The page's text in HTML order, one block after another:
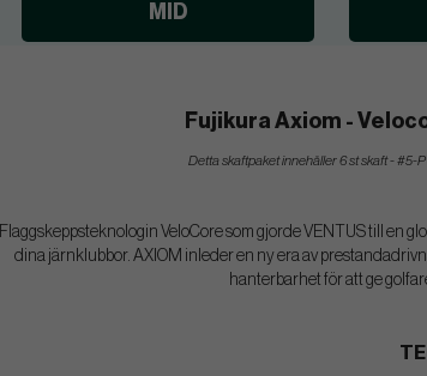
MID
Fujikura Axiom -
Detta skaftpaket innehåller 6 st skaft - #5-
Flaggskeppsteknologin VeloCore som gjorde VENTUS till en
dina järnklubbor. AXIOM inleder en ny era av
hanterbarhet för att ge